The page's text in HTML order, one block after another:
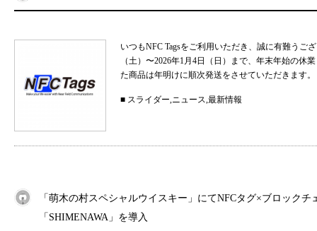
いつもNFC Tagsをご利用いただき、誠に有難う
（土）〜2026年1月4日（日）まで、年末年始の
た商品は年明けに順次発送をさせていただきます
■ スライダー,ニュース,最新情報
「萌木の村スペシャルウイスキー」にてNFCタグ×ブロックチ
「SHIMENAWA」を導入